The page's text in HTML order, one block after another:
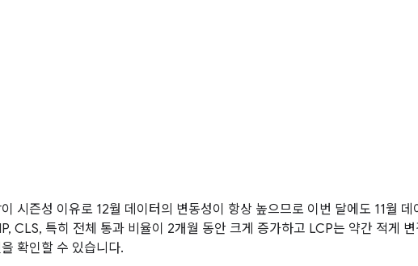
시즌성 이유로 12월 데이터의 변동성이 항상 높으므로 이번 달에도 11월 데
CLS, 특히 전체 통과 비율이 2개월 동안 크게 증가하고 LCP는 약간 적게
확인할 수 있습니다.